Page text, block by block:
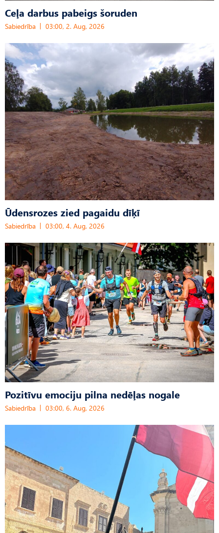
Ceļa darbus pabeigs šoruden
Sabiedrība 03:00, 2. Aug, 2026
Ūdensrozes zied pagaidu dīķī
Sabiedrība 03:00, 4. Aug, 2026
Pozitīvu emociju pilna nedēļas nogale
Sabiedrība 03:00, 6. Aug, 2026